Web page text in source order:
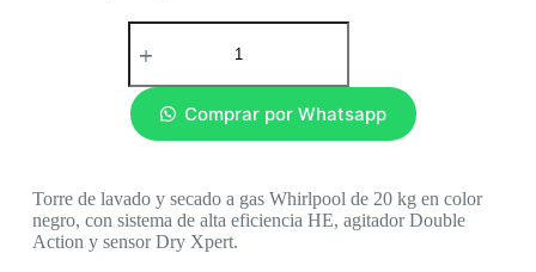
Comprar por Whatsapp
Torre de lavado y secado a gas Whirlpool de 20 kg en color
negro, con sistema de alta eficiencia HE, agitador Double
Action y sensor Dry Xpert.